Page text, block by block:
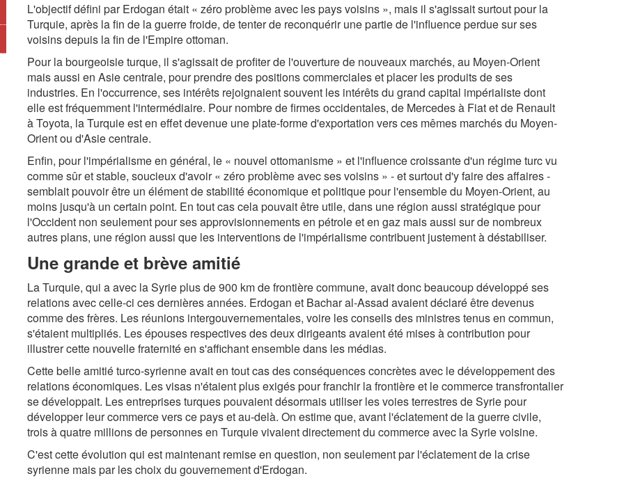
L'objectif défini par Erdogan était « zéro problème avec les pays voisins », mais il s'agissait surtout pour la
Turquie, après la fin de la guerre froide, de tenter de reconquérir une partie de l'influence perdue sur ses
voisins depuis la fin de l'Empire ottoman.
Pour la bourgeoisie turque, il s'agissait de profiter de l'ouverture de nouveaux marchés, au Moyen-Orient
mais aussi en Asie centrale, pour prendre des positions commerciales et placer les produits de ses
industries. En l'occurrence, ses intérêts rejoignaient souvent les intérêts du grand capital impérialiste dont
elle est fréquemment l'intermédiaire. Pour nombre de firmes occidentales, de Mercedes à Fiat et de Renault
à Toyota, la Turquie est en effet devenue une plate-forme d'exportation vers ces mêmes marchés du Moyen-
Orient ou d'Asie centrale.
Enfin, pour l'impérialisme en général, le « nouvel ottomanisme » et l'influence croissante d'un régime turc vu
comme sûr et stable, soucieux d'avoir « zéro problème avec ses voisins » - et surtout d'y faire des affaires -
semblait pouvoir être un élément de stabilité économique et politique pour l'ensemble du Moyen-Orient, au
moins jusqu'à un certain point. En tout cas cela pouvait être utile, dans une région aussi stratégique pour
l'Occident non seulement pour ses approvisionnements en pétrole et en gaz mais aussi sur de nombreux
autres plans, une région aussi que les interventions de l'impérialisme contribuent justement à déstabiliser.
Une grande et brève amitié
La Turquie, qui a avec la Syrie plus de 900 km de frontière commune, avait donc beaucoup développé ses
relations avec celle-ci ces dernières années. Erdogan et Bachar al-Assad avaient déclaré être devenus
comme des frères. Les réunions intergouvernementales, voire les conseils des ministres tenus en commun,
s'étaient multipliés. Les épouses respectives des deux dirigeants avaient été mises à contribution pour
illustrer cette nouvelle fraternité en s'affichant ensemble dans les médias.
Cette belle amitié turco-syrienne avait en tout cas des conséquences concrètes avec le développement des
relations économiques. Les visas n'étaient plus exigés pour franchir la frontière et le commerce transfrontalier
se développait. Les entreprises turques pouvaient désormais utiliser les voies terrestres de Syrie pour
développer leur commerce vers ce pays et au-delà. On estime que, avant l'éclatement de la guerre civile,
trois à quatre millions de personnes en Turquie vivaient directement du commerce avec la Syrie voisine.
C'est cette évolution qui est maintenant remise en question, non seulement par l'éclatement de la crise
syrienne mais par les choix du gouvernement d'Erdogan.